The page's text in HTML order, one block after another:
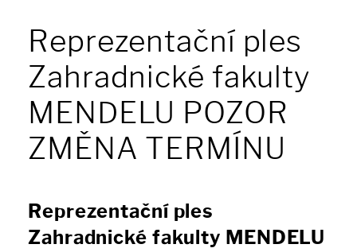
Reprezentační ples
Zahradnické fakulty
MENDELU POZOR
ZMĚNA TERMÍNU
Reprezentační ples
Zahradnické fakulty MENDELU